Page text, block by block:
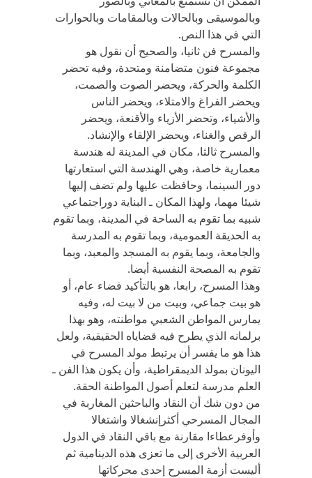
وبالموسيقى وبالحالات وبالمقامات وبالحوارات
التي في هذا النص.
والمسرح فن ثانيا، والصحيح أن نقول هو
مجموعة فنون متضامنة ومتحدة، وفيه تحضر
الكلمة والحركة، ويحضر الصوت والصمت،
ويحضر الفراغ والامتلاء، ويحضر الناس
والأشياء، وتحضر الأزياء والأقنعة، ويحضر
الرقص والغناء، ويحضر الإلقاء والإنشاد.
والمسرح ثالثا، مكان في المدينة له هندسة
معمارية خاصة، وهي الهندسة التي استعارتها
دور السينما، وحافظت عليها ولم تضف إليها
شيئا مهما، ولهذا المكان ـ البناية دوراجتماعي
شبيه بما تقوم به الساحة في المدينة، وبما تقوم
به الحديقة العمومية، وبما تقوم به المدرسة
والجامعة، وبما يقوم به المسجد والمعبد، وبما
تقوم به المصحة النفسية أيضا.
وهذا المسرح، رابعا، هو بالتأكيد فضاء عام، أو
هو بيت جماعي، وبيت من لا بيت له، وفيه
يمارس المواطن الشعبي مواطنته، وهو بهذا
برلمانه الذي يطرح فيه قضاياه الحقيقية، ولعل
هذا هو ما يفسر أن يرتبط مولد المسرح في
اليونان بمولد الديمقراطية، وأن يكون هذا الفن ـ
العلم مدرسة لتعلم أصول المواطنة الحقة.
من دون شك أن النقاد والباحثين المغاربة في
المجال المسرحي أكثرإنشغالا واشتغالا
وأوفرعطاءا مقارنة مع باقي النقاد في الدول
العربية الأخرى إلى ما تعزى هذه الدينامية ثم
أليست أزمة المسرح إحدى محركاتها